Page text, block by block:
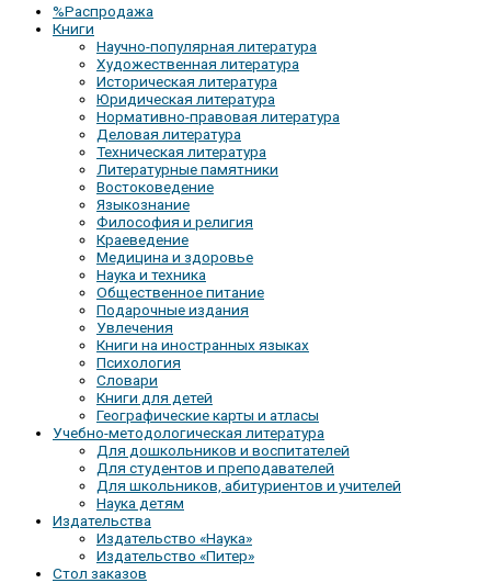
%Распродажа
Книги
Научно-популярная литература
Художественная литература
Историческая литература
Юридическая литература
Нормативно-правовая литература
Деловая литература
Техническая литература
Литературные памятники
Востоковедение
Языкознание
Философия и религия
Краеведение
Медицина и здоровье
Наука и техника
Общественное питание
Подарочные издания
Увлечения
Книги на иностранных языках
Психология
Словари
Книги для детей
Географические карты и атласы
Учебно-методологическая литература
Для дошкольников и воспитателей
Для студентов и преподавателей
Для школьников, абитуриентов и учителей
Наука детям
Издательства
Издательство «Наука»
Издательство «Питер»
Стол заказов